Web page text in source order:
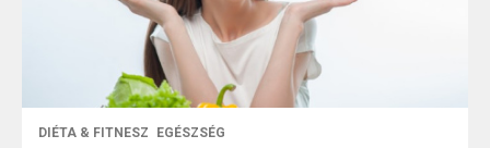
DIÉTA & FITNESZ EGÉSZSÉG